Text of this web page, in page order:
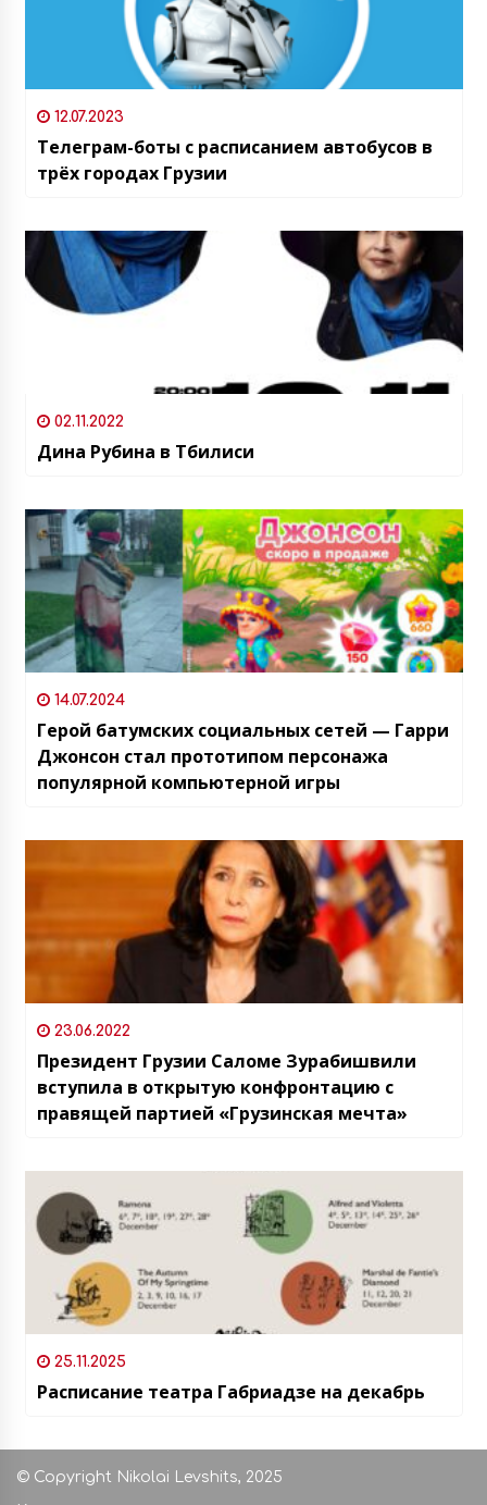
12.07.2023
Телеграм-боты с расписанием автобусов в
трёх городах Грузии
02.11.2022
Дина Рубина в Тбилиси
14.07.2024
Герой батумских социальных сетей — Гарри
Джонсон стал прототипом персонажа
популярной компьютерной игры
23.06.2022
Президент Грузии Саломе Зурабишвили
вступила в открытую конфронтацию с
правящей партией «Грузинская мечта»
25.11.2025
Расписание театра Габриадзе на декабрь
© Copyright Nikolai Levshits, 2025